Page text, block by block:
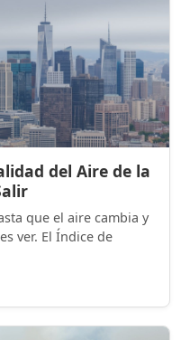
del Aire de la
que el aire cambia y
ver. El Índice de